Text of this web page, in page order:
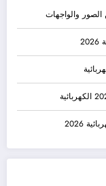
والواجهات